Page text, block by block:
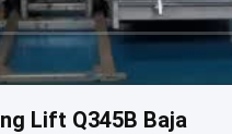
Lift Q345B Baja